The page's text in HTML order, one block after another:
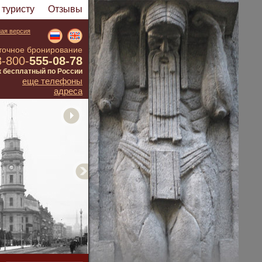
Отзывы
версия
бронирование
800-555-08-78
бесплатный по России
еще телефоны
адреса